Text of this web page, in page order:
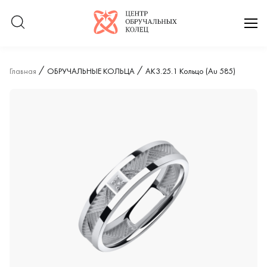
Логотип компании
Главная ОБРУЧАЛЬНЫЕ КОЛЬЦА АК3.25.1 Кольцо (Au 585)